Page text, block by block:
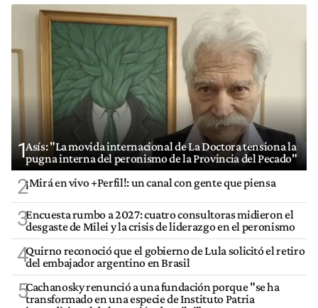
1Asís: "La movida internacional de La Doctora tensiona la
pugna interna del peronismo de la Provincia del Pecado"
2¡Mirá en vivo +Perfil!: un canal con gente que piensa
3Encuesta rumbo a 2027: cuatro consultoras midieron el
desgaste de Milei y la crisis de liderazgo en el peronismo
4Quirno reconoció que el gobierno de Lula solicitó el retiro
del embajador argentino en Brasil
5Cachanosky renunció a una fundación porque "se ha
transformado en una especie de Instituto Patria